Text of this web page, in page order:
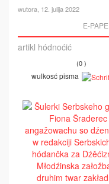
wutora, 12. julija 2022
E-
artikl hódnoćić
(0 )
wulkosć pisma